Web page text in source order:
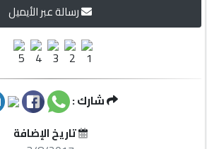
شركات
رسالة عبر الأيميل
شارك :
تاريخ الإضافة